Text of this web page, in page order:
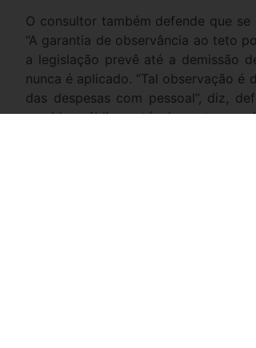
O consultor também defende que
“A garantia de observância ao teto
a legislação prevê até a demissão
nunca é aplicado. “Tal observação
das despesas com pessoal”, diz,
servidor público estável, que tem